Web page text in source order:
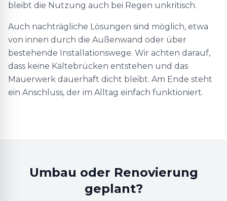
bleibt die Nutzung auch bei Regen unkritisch.
Auch nachträgliche Lösungen sind möglich, etwa
von innen durch die Außenwand oder über
bestehende Installationswege. Wir achten darauf,
dass keine Kältebrücken entstehen und das
Mauerwerk dauerhaft dicht bleibt. Am Ende steht
ein Anschluss, der im Alltag einfach funktioniert.
Umbau oder Renovierung
geplant?